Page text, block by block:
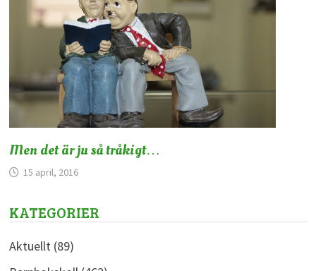
Men det är ju så tråkigt…
15 april, 2016
KATEGORIER
Aktuellt(89)